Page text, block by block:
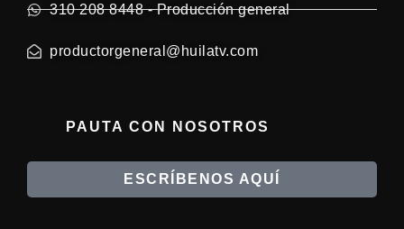
310 208 8448 - Producción general
productorgeneral@huilatv.com
PAUTA CON NOSOTROS
ESCRÍBENOS AQUÍ